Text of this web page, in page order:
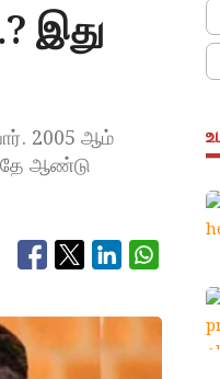
இது
2005 ஆம்
ஆண்டு